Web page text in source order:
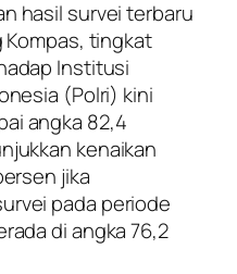
hasil survei terbaru
tingkat
Institusi
(Polri) kini
angka 82,4
kenaikan
jika
pada periode
di angka 76,2